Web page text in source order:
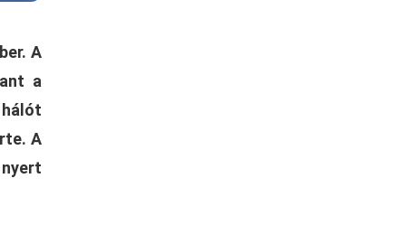
A
a
A